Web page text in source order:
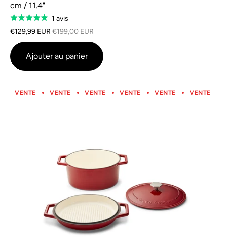
cm / 11.4"
Classé
5.0
sur
5
1 avisBasé
sur
1
avis
€129,99 EUR €199,00 EUR
Ajouter au panier
VENTE VENTE VENTE VENTE VENTE VENTE